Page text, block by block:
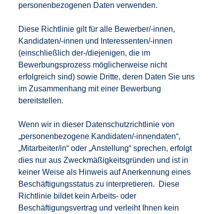
personenbezogenen Daten verwenden.
Diese Richtlinie gilt für alle Bewerber/-innen,
Kandidaten/-innen und Interessenten/-innen
(einschließlich der-/diejenigen, die im
Bewerbungsprozess möglicherweise nicht
erfolgreich sind) sowie Dritte, deren Daten Sie uns
im Zusammenhang mit einer Bewerbung
bereitstellen.
Wenn wir in dieser Datenschutzrichtlinie von
„personenbezogene Kandidaten/-innendaten“,
„Mitarbeiter/in“ oder „Anstellung“ sprechen, erfolgt
dies nur aus Zweckmäßigkeitsgründen und ist in
keiner Weise als Hinweis auf Anerkennung eines
Beschäftigungsstatus zu interpretieren. Diese
Richtlinie bildet kein Arbeits- oder
Beschäftigungsvertrag und verleiht Ihnen kein